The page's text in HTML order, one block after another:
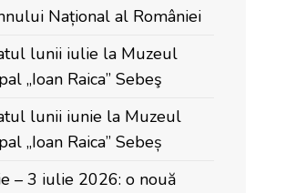
Național al României
lunii iulie la Muzeul
„Ioan Raica” Sebeş
lunii iunie la Muzeul
„Ioan Raica” Sebeș
– 3 iulie 2026: o nouă